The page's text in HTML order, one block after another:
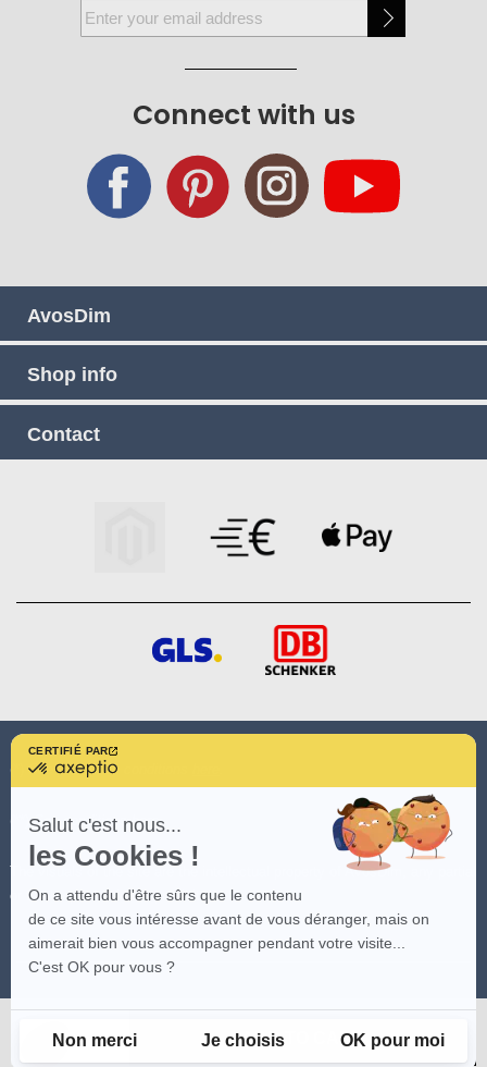
CERTIFIÉ PAR
En
savoir
plus
Axeptio
Salut c'est nous...
les Cookies !
On a attendu d'être sûrs que le contenu
de ce site vous intéresse avant de vous déranger, mais on
aimerait bien vous accompagner pendant votre visite...
C'est OK pour vous ?
Non merci Je choisis OK pour moi
ADD TO CART
Connect with us
Sign
Up
Newsletter:
AvosDim
Shop info
Contact
(*) See promotion conditions
(**) See conditionshere
The visuals of the site are the intellectual property of AvosDim, any partial
or total reproduction is prohibited.